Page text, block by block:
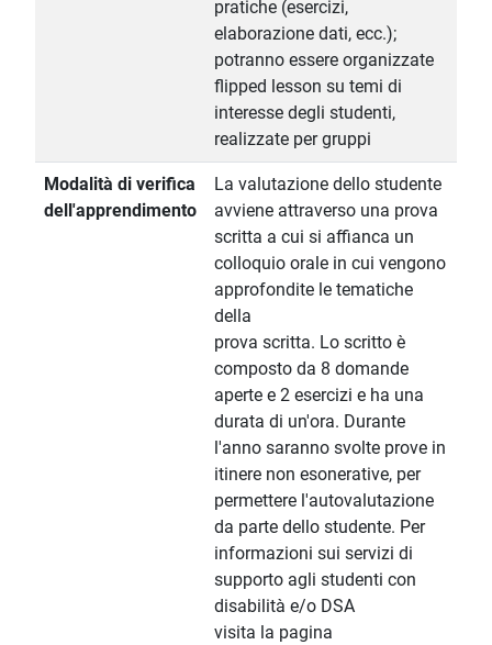
pratiche (esercizi,
elaborazione dati, ecc.);
potranno essere organizzate
flipped lesson su temi di
interesse degli studenti,
realizzate per gruppi
Modalità di verifica
dell'apprendimento
La valutazione dello studente
avviene attraverso una prova
scritta a cui si affianca un
colloquio orale in cui vengono
approfondite le tematiche
della
prova scritta. Lo scritto è
composto da 8 domande
aperte e 2 esercizi e ha una
durata di un'ora. Durante
l'anno saranno svolte prove in
itinere non esonerative, per
permettere l'autovalutazione
da parte dello studente. Per
informazioni sui servizi di
supporto agli studenti con
disabilità e/o DSA
visita la pagina